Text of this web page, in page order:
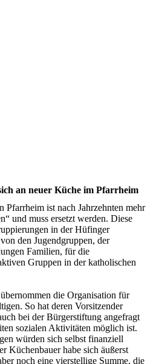
an neuer Küche im Pfarrheim
ist nach Jahrzehnten mehr
und muss ersetzt werden. Diese
in der Hüfinger
den Jugendgruppen, der
Familien, für die
Gruppen in der katholischen
die Organisation für
So hat deren Vorsitzender
bei der Bürgerstiftung angefragt
sozialen Aktivitäten möglich ist.
würden sich selbst finanziell
Küchenbauer habe sich äußerst
noch eine vierstellige Summe, die